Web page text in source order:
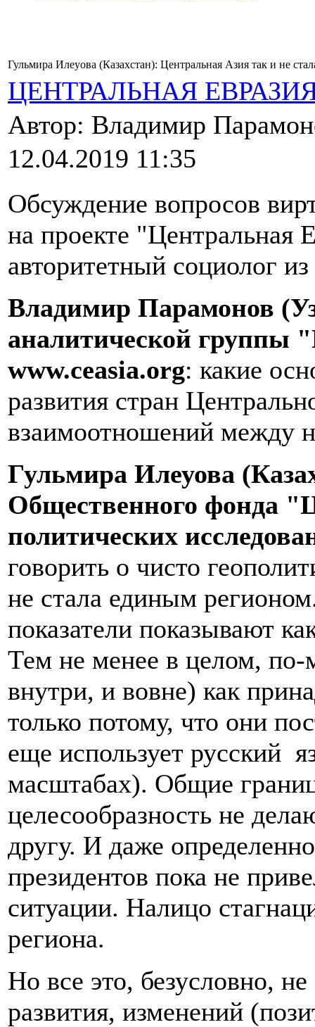
Гульмира Илеуова (Казахстан): Центральная Азия так и не
ЦЕНТРАЛЬНАЯ
Автор: Владимир
12.04.2019 11:35
Обсуждение вопросов
на проекте "Центральная
авторитетный социолог
Владимир Парамонов
аналитической группы
www.ceasia.org: какие
развития стран
взаимоотношений между
Гульмира Илеуова
Общественного фонда
политических
говорить о чисто
не стала единым
показатели показывают
Тем не менее в целом,
внутри, и вовне) как
только потому, что они
еще использует русский
масштабах). Общие
целесообразность не
другу. И даже
президентов пока не
ситуации. Налицо
региона.
Но все это, безусловно,
развития, изменений